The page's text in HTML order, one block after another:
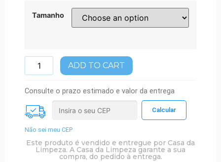
Tamanho
ADD TO CART
Consulte o prazo estimado e valor da entrega
Não sei meu CEP
Este produto é vendido e entregue por Casa da
Limpeza. A Casa da Limpeza garante a sua
compra, do pedido à entrega.